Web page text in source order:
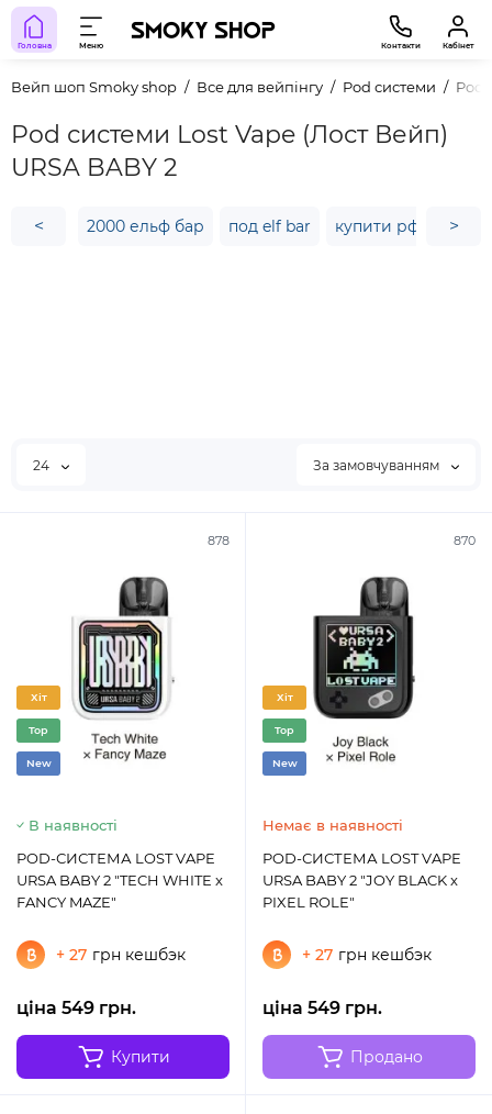
Головна Меню Контакти Кабінет
Вейп шоп Smoky shop Все для вейпінгу Pod системи Pod
Pod системи Lost Vape (Лост Вейп)
URSA BABY 2
< 2000 ельф бар под elf bar купити рф 350>
24 За замовчуванням
878
Хіт
Top
New
В наявності
POD-СИСТЕМА LOST VAPE
URSA BABY 2 "TECH WHITE x
FANCY MAZE"
+ 27 грн кешбэк
ціна 549 грн.
Купити
870
Хіт
Top
New
Немає в наявності
POD-СИСТЕМА LOST VAPE
URSA BABY 2 "JOY BLACK x
PIXEL ROLE"
+ 27 грн кешбэк
ціна 549 грн.
Продано